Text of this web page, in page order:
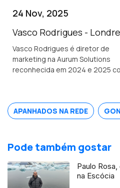
conselheira das comunidades
portuguesas.
24 Nov, 2025
Vasco Rodrigues -
Vasco Rodrigues é diretor de
marketing na Aurum Solutions
reconhecida em 2024 e 2025
Natural de Valpaços é formado
engenharia e gestão industrial.
APANHADOS NA REDE
Pode também gostar
Paulo
na Escócia